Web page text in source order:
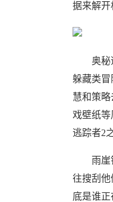
据来解开
奥秘逃
躲藏类冒
慧和策
戏壁纸等
逃踪者2
雨崖镇
往搜刮他
底是谁